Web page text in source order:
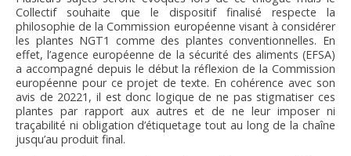
Collectif souhaite que le dispositif finalisé respecte la
philosophie de la Commission européenne visant à considérer
les plantes NGT1 comme des plantes conventionnelles. En
effet, l’agence européenne de la sécurité des aliments (EFSA)
a accompagné depuis le début la réflexion de la Commission
européenne pour ce projet de texte. En cohérence avec son
avis de 20221, il est donc logique de ne pas stigmatiser ces
plantes par rapport aux autres et de ne leur imposer ni
traçabilité ni obligation d’étiquetage tout au long de la chaîne
jusqu’au produit final.